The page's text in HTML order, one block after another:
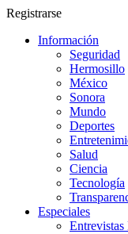
Registrarse
Información
Seguridad
Hermosillo
México
Sonora
Mundo
Deportes
Salud
Ciencia
Tecnología
Especiales
Entrevistas